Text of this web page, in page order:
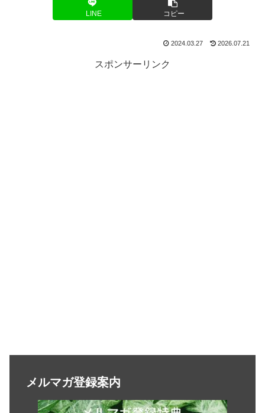
LINE コピー
2024.03.27 2026.07.21
スポンサーリンク
メルマガ登録案内